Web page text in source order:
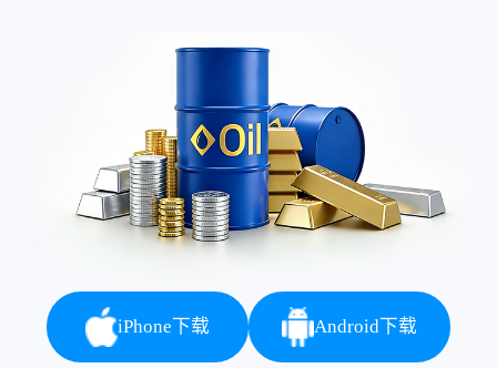
iPhone下载 Android下载